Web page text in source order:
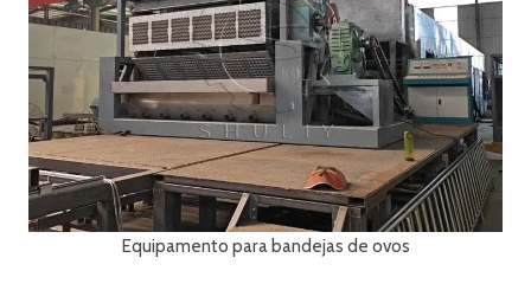
Equipamento para bandejas de ovos